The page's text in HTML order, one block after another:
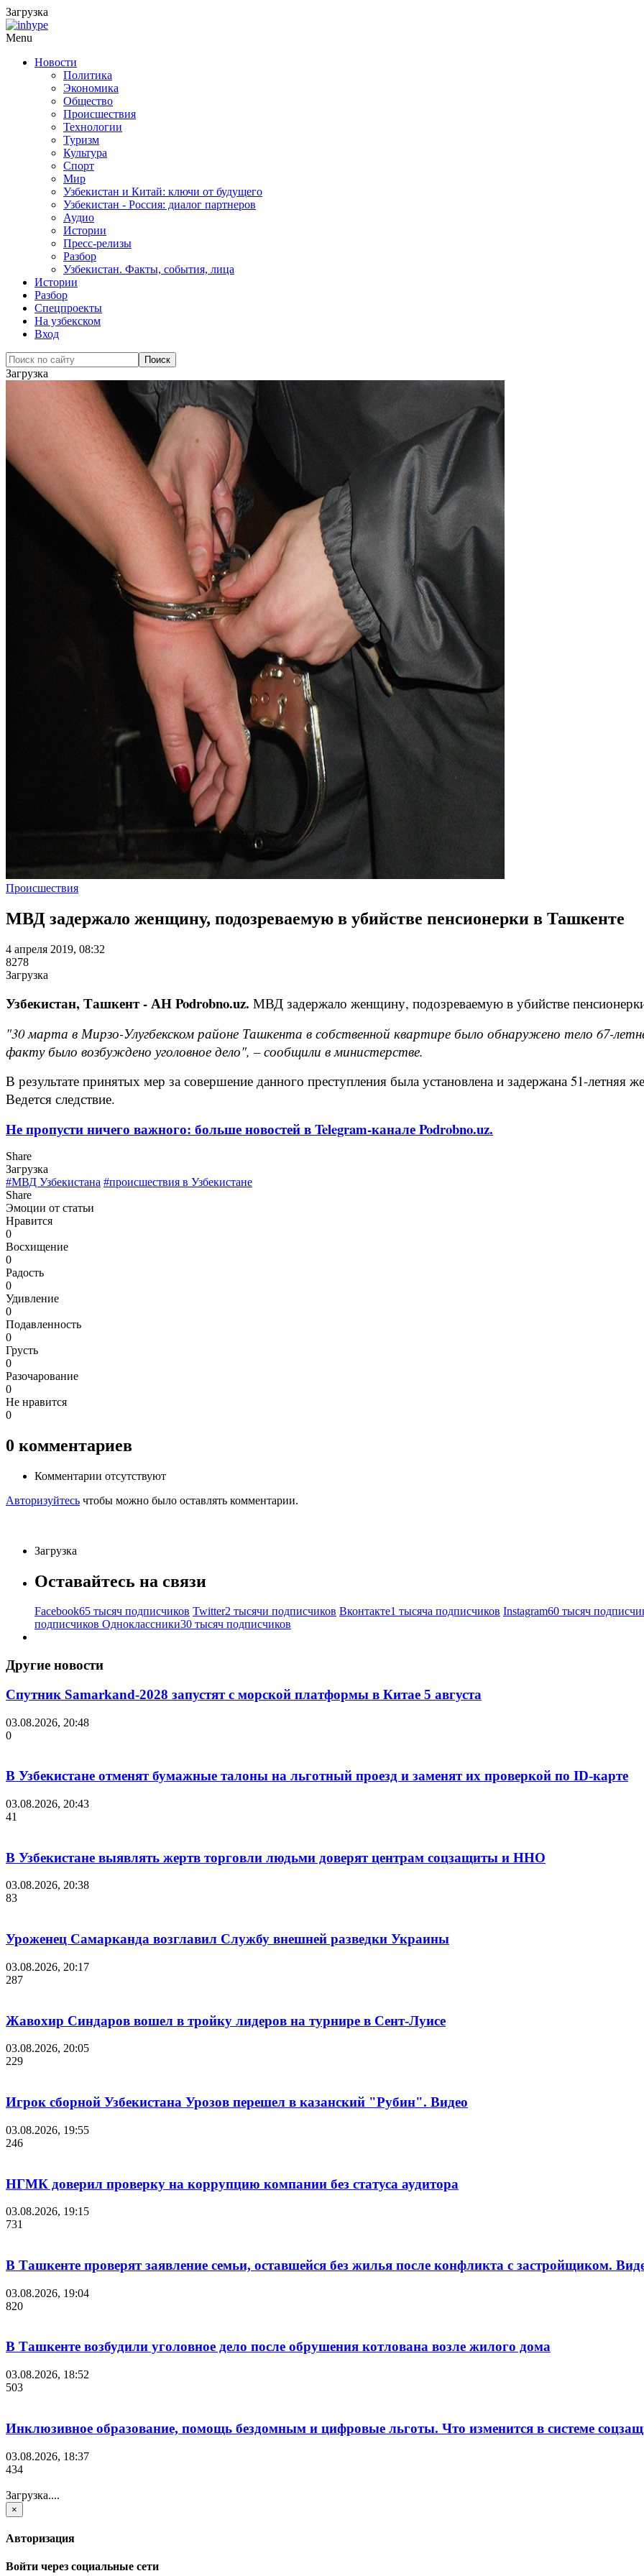
Загрузка
Menu
Новости
Политика
Экономика
Общество
Происшествия
Технологии
Туризм
Культура
Спорт
Мир
Узбекистан и Китай: ключи от будущего
Узбекистан - Россия: диалог партнеров
Аудио
Истории
Пресс-релизы
Разбор
Узбекистан. Факты, события, лица
Истории
Разбор
Спецпроекты
На узбекском
Вход
Загрузка
Происшествия
МВД задержало женщину, подозреваемую в убийстве пенсионерки в Ташкенте
4 апреля 2019, 08:32
8278
Загрузка
Узбекистан, Ташкент - АН Podrobno.uz. МВД задержало женщину, подозреваемую в убийстве
"30 марта в Мирзо-Улугбекском районе Ташкента в собственной квартире было обнаружено тело 67-
факту было возбуждено уголовное дело", – сообщили в министерстве.
В результате принятых мер за совершение данного преступления была установлена и задержана 51-
Ведется следствие.
Не пропусти ничего важного: больше новостей в Telegram-канале Podrobno.uz.
Share
Загрузка
#МВД Узбекистана #происшествия в Узбекистане
Share
Эмоции от статьи
Нравится
0
Восхищение
0
Радость
0
Удивление
0
Подавленность
0
Грусть
0
Разочарование
0
Не нравится
0
0 комментариев
Комментарии отсутствуют
Авторизуйтесь чтобы можно было оставлять комментарии.
Загрузка
Оставайтесь на связи
Facebook65 тысяч подписчиков Twitter2 тысячи подписчиков Вконтакте1 тысяча подписчиков Instagram60 тысяч
подписчиков Одноклассники30 тысяч подписчиков
Другие новости
Спутник Samarkand-2028 запустят с морской платформы в Китае 5 августа
03.08.2026, 20:48
0
В Узбекистане отменят бумажные талоны на льготный проезд и заменят их проверкой по ID-карте
03.08.2026, 20:43
41
В Узбекистане выявлять жертв торговли людьми доверят центрам соцзащиты и ННО
03.08.2026, 20:38
83
Уроженец Самарканда возглавил Службу внешней разведки Украины
03.08.2026, 20:17
287
Жавохир Синдаров вошел в тройку лидеров на турнире в Сент-Луисе
03.08.2026, 20:05
229
Игрок сборной Узбекистана Урозов перешел в казанский "Рубин". Видео
03.08.2026, 19:55
246
НГМК доверил проверку на коррупцию компании без статуса аудитора
03.08.2026, 19:15
731
В Ташкенте проверят заявление семьи, оставшейся без жилья после конфликта с застройщиком.
03.08.2026, 19:04
820
В Ташкенте возбудили уголовное дело после обрушения котлована возле жилого дома
03.08.2026, 18:52
503
Инклюзивное образование, помощь бездомным и цифровые льготы. Что изменится в системе
03.08.2026, 18:37
434
Загрузка....
×
Авторизация
Войти через социальные сети